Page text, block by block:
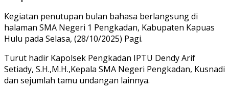
Kegiatan penutupan bulan bahasa berlangsung di
halaman SMA Negeri 1 Pengkadan, Kabupaten Kapuas
Hulu pada Selasa, (28/10/2025) Pagi.
Turut hadir Kapolsek Pengkadan IPTU Dendy Arif
Setiady, S.H.,M.H.,Kepala SMA Negeri Pengkadan, Kusnadi
dan sejumlah tamu undangan lainnya.